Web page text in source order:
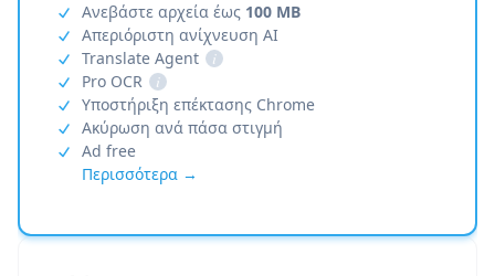
Ανεβάστε αρχεία έως 100 MB
Απεριόριστη ανίχνευση AI
Translate Agent
i
Pro OCR
i
Υποστήριξη επέκτασης Chrome
Ακύρωση ανά πάσα στιγμή
Ad free
Περισσότερα →